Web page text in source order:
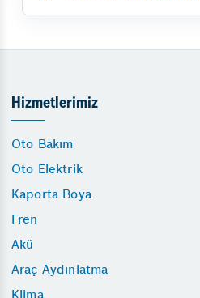
Hizmetlerimiz
Oto Bakım
Oto Elektrik
Kaporta Boya
Fren
Akü
Araç Aydınlatma
Klima